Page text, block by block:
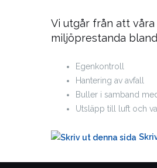
Vi utgår från att
miljöprestanda
Egenkontroll
Hantering av avfall
Buller i samband
Utsläpp till luft och